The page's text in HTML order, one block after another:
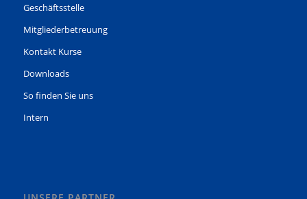
Geschäftsstelle
Mitgliederbetreuung
Kontakt Kurse
Downloads
So finden Sie uns
Intern